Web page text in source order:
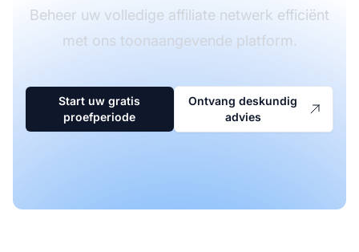
Beheer uw volledige affiliate netwerk efficiënt
met ons toonaangevende platform.
Start uw gratis
proefperiode
Ontvang deskundig
advies